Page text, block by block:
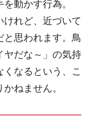
動かす行為。
れど、近づいて
と思われます。鳥
ヤだな～」の気持
なるという、こ
ねません。